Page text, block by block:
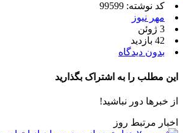
کد نوشته: 99599
مهر نیوز
3 ژوئن
42 بازدید
بدون دیدگاه
این مطلب را به اشتراک بگذارید
از خبرها دور نباشید!
اخبار مرتبط روز